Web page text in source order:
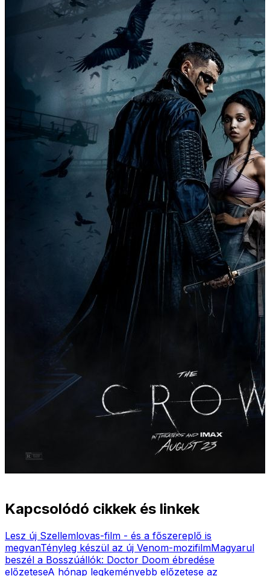
Kapcsolódó cikkek és linkek
Lesz új Szellemlovas-film - és a főszereplő is
megvanTényleg készül az új Venom-mozifilmMagyarul
beszél a Bosszúállók: Doctor Doom ébredése
előzeteseA hónap legkeményebb előzetese az